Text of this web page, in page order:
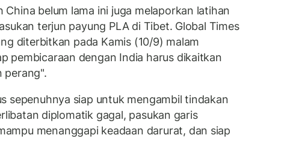
China belum lama ini juga melaporkan latihan
terjun payung PLA di Tibet. Global Times
diterbitkan pada Kamis (10/9) malam
pembicaraan dengan India harus dikaitkan
perang".
sepenuhnya siap untuk mengambil tindakan
diplomatik gagal, pasukan garis
menanggapi keadaan darurat, dan siap